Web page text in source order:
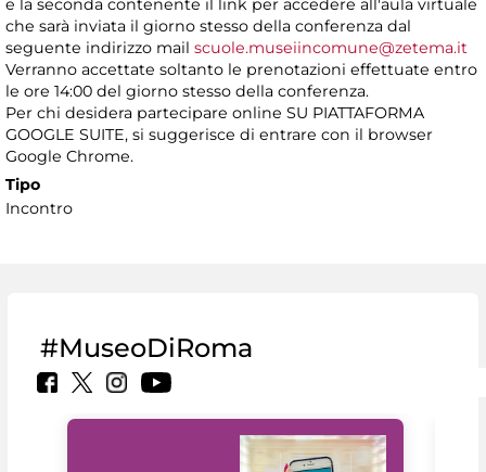
e la seconda contenente il link per accedere all'aula virtuale
che sarà inviata il giorno stesso della conferenza dal
seguente indirizzo mail scuole.museiincomune@zetema.it
Verranno accettate soltanto le prenotazioni effettuate entro
le ore 14:00 del giorno stesso della conferenza.
Per chi desidera partecipare online SU PIATTAFORMA
GOOGLE SUITE, si suggerisce di entrare con il browser
Google Chrome.
Tipo
Incontro
#MuseoDiRoma